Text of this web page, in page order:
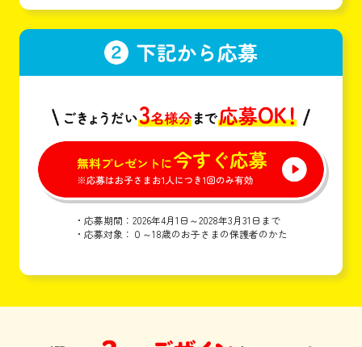
・応募期間：2026年4月1日～2028年3月31日まで
・応募対象：０～18歳のお子さまの保護者のかた